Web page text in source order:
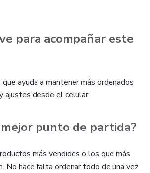
para acompañar este
que ayuda a mantener más ordenados
ajustes desde el celular.
punto de partida?
más vendidos o los que más
No hace falta ordenar todo de una vez